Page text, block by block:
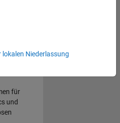
Sie:
für
und
Niederlassung